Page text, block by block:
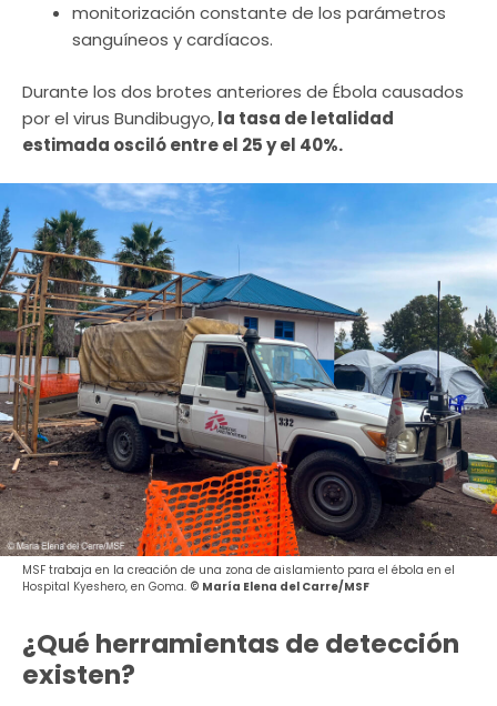
monitorización constante de los parámetros
sanguíneos y cardíacos.
Durante los dos brotes anteriores de Ébola causados ​​
por el virus Bundibugyo,la tasa de letalidad
estimada osciló entre el 25 y el 40%.
MSF trabaja en la creación de una zona de aislamiento para el ébola en el
Hospital Kyeshero, en Goma. © María Elena del Carre/MSF
¿Qué herramientas de detección
existen?